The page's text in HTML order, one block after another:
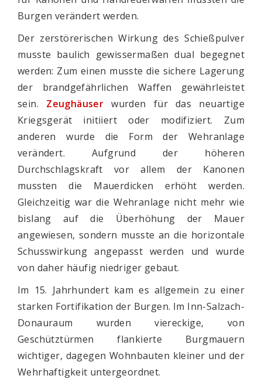
Burgen verändert werden.
Der zerstörerischen Wirkung des Schießpulver
musste baulich gewissermaßen dual begegnet
werden: Zum einen musste die sichere Lagerung
der brandgefährlichen Waffen gewährleistet
sein. Zeughäuser wurden für das neuartige
Kriegsgerät initiiert oder modifiziert. Zum
anderen wurde die Form der Wehranlage
verändert. Aufgrund der höheren
Durchschlagskraft vor allem der Kanonen
mussten die Mauerdicken erhöht werden.
Gleichzeitig war die Wehranlage nicht mehr wie
bislang auf die Überhöhung der Mauer
angewiesen, sondern musste an die horizontale
Schusswirkung angepasst werden und wurde
von daher häufig niedriger gebaut.
Im 15. Jahrhundert kam es allgemein zu einer
starken Fortifikation der Burgen. Im Inn-Salzach-
Donauraum wurden viereckige, von
Geschütztürmen flankierte Burgmauern
wichtiger, dagegen Wohnbauten kleiner und der
Wehrhaftigkeit untergeordnet.